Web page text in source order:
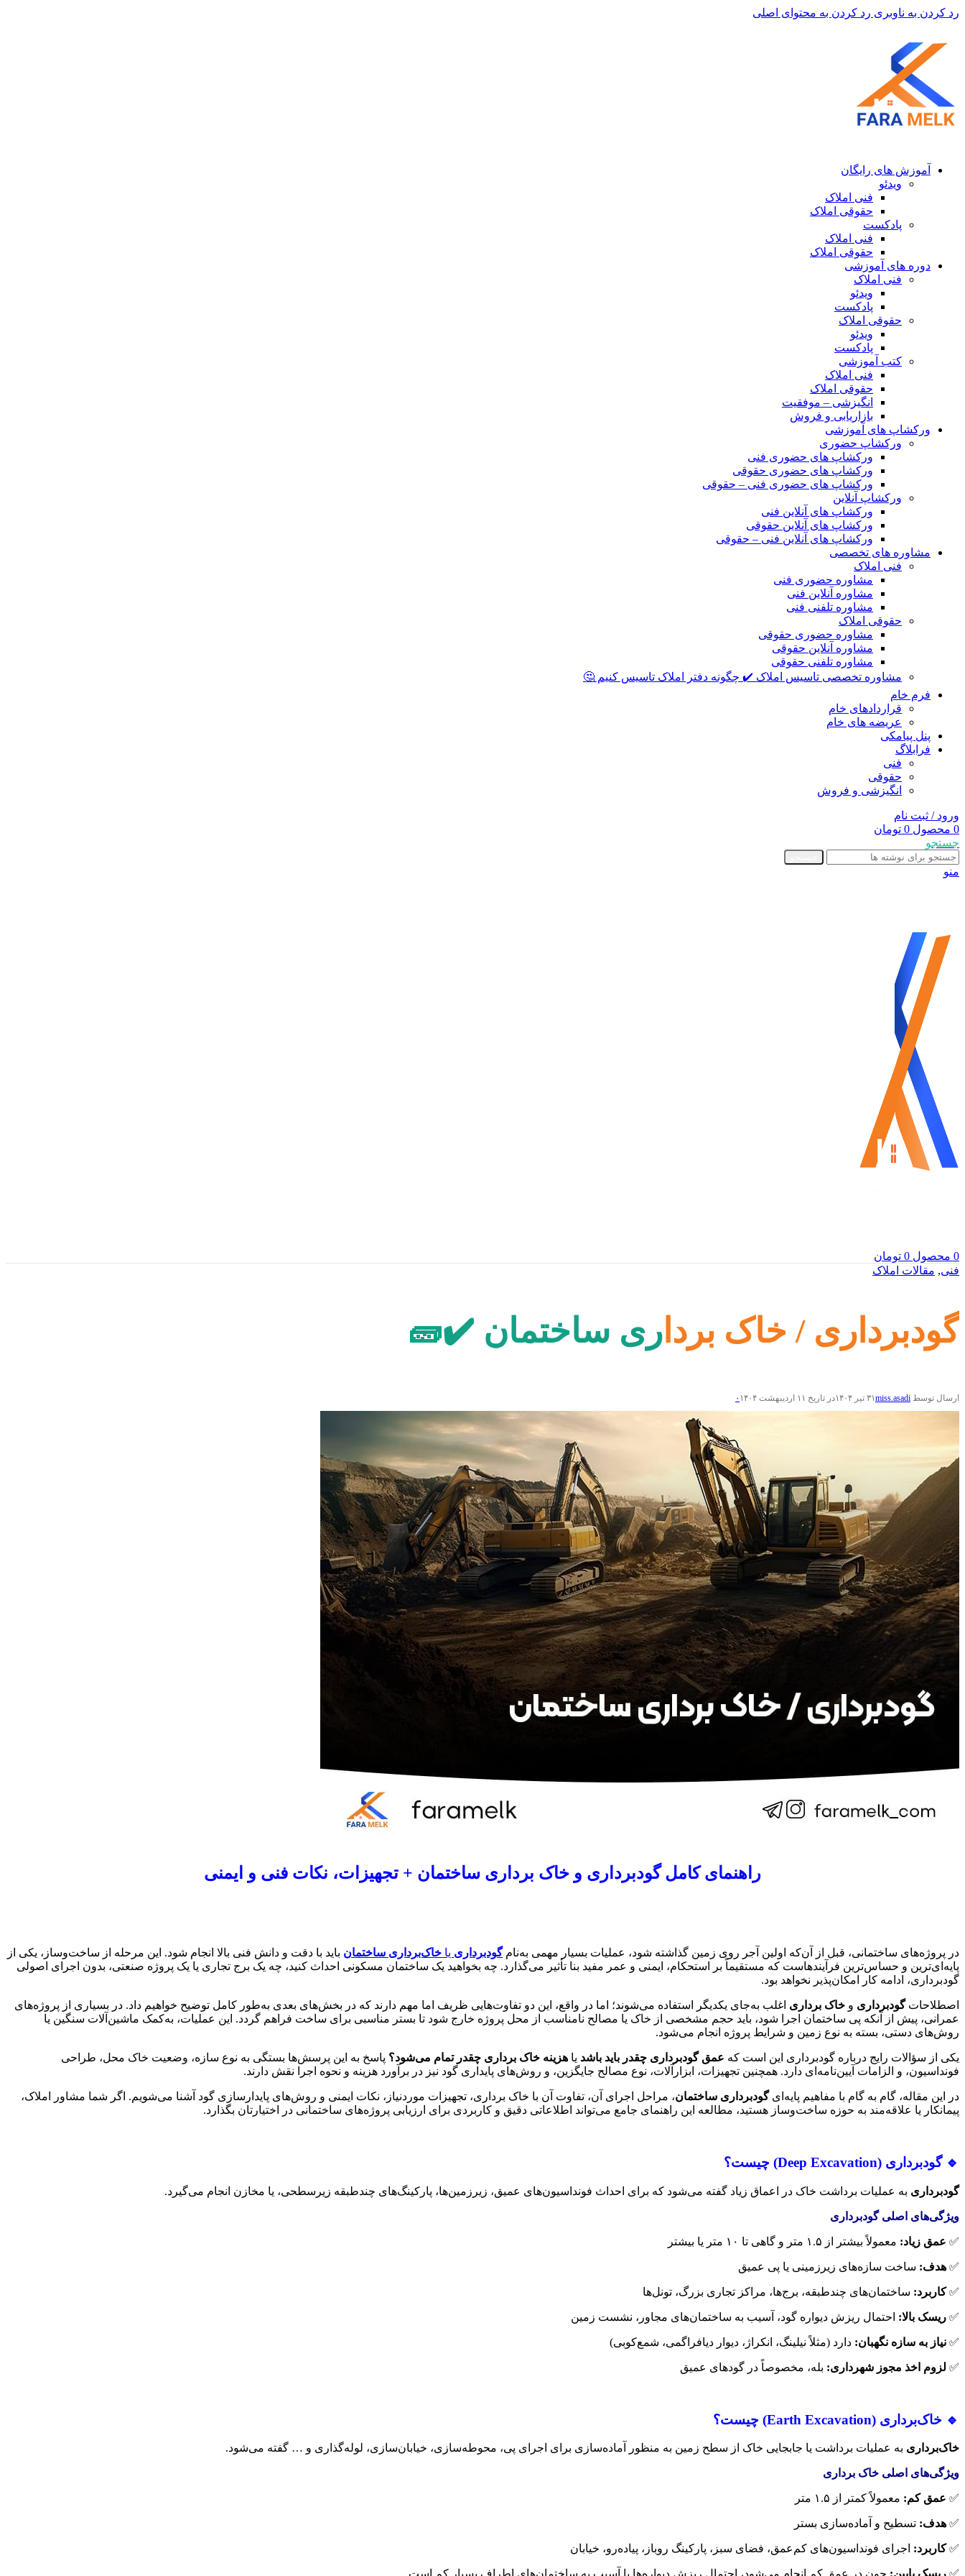
رد کردن به ناوبری رد کردن به محتوای اصلی
آموزش های رایگان
ویدئو
فنی املاک
حقوقی املاک
پادکست
فنی املاک
حقوقی املاک
دوره های آموزشی
فنی املاک
ویدئو
پادکست
حقوقی املاک
ویدئو
پادکست
کتب آموزشی
فنی املاک
حقوقی املاک
انگیزشی – موفقیت
بازاریابی و فروش
ورکشاپ های آموزشی
ورکشاپ حضوری
ورکشاپ های حضوری فنی
ورکشاپ های حضوری حقوقی
ورکشاپ های حضوری فنی – حقوقی
ورکشاپ آنلاین
ورکشاپ های آنلاین فنی
ورکشاپ های آنلاین حقوقی
ورکشاپ های آنلاین فنی – حقوقی
مشاوره های تخصصی
فنی املاک
مشاوره حضوری فنی
مشاوره آنلاین فنی
مشاوره تلفنی فنی
حقوقی املاک
مشاوره حضوری حقوقی
مشاوره آنلاین حقوقی
مشاوره تلفنی حقوقی
مشاوره تخصصی تاسیس املاک ✔️ چگونه دفتر املاک تاسیس کنیم 🤔
فرم خام
قراردادهای خام
عریضه های خام
پنل پیامکی
فرابلاگ
فنی
حقوقی
انگیزشی و فروش
ورود / ثبت نام
0 محصول 0 تومان
جستجو
منو
0 محصول 0 تومان
فنی, مقالات املاک
گودبرداری / خاک برداری ساختمان ✔️🧱
ارسال توسط miss.asadi۳۱ تیر ۱۴۰۴ در تاریخ ۱۱ اردیبهشت ۱۴۰۴ ۰
راهنمای کامل گودبرداری و خاک برداری ساختمان + تجهیزات، نکات فنی و ایمنی
در پروژه‌های ساختمانی، قبل از آن‌که اولین آجر روی زمین گذاشته شود، عملیات بسیار مهمی به‌نام گودبرداری یا خاک‌برداری ساختمان باید با دقت و دانش فنی بالا انجام شود. این مرحله از ساخت‌وساز، یکی از
پایه‌ای‌ترین و حساس‌ترین فرآیندهاست که مستقیماً بر استحکام، ایمنی و عمر مفید بنا تأثیر می‌گذارد. چه بخواهید یک ساختمان مسکونی احداث کنید، چه یک برج تجاری یا یک پروژه صنعتی، بدون اجرای اصولی
گودبرداری، ادامه کار امکان‌پذیر نخواهد بود.
اصطلاحات گودبرداری و خاک برداری اغلب به‌جای یکدیگر استفاده می‌شوند؛ اما در واقع، این دو تفاوت‌هایی ظریف اما مهم دارند که در بخش‌های بعدی به‌طور کامل توضیح خواهیم داد. در بسیاری از پروژه‌های
عمرانی، پیش از آنکه پی ساختمان اجرا شود، باید حجم مشخصی از خاک یا مصالح نامناسب از محل پروژه خارج شود تا بستر مناسبی برای ساخت فراهم گردد. این عملیات، به‌کمک ماشین‌آلات سنگین یا
روش‌های دستی، بسته به نوع زمین و شرایط پروژه انجام می‌شود.
یکی از سؤالات رایج درباره گودبرداری این است که عمق گودبرداری چقدر باید باشد یا هزینه خاک برداری چقدر تمام می‌شود؟ پاسخ به این پرسش‌ها بستگی به نوع سازه، وضعیت خاک محل، طراحی
فونداسیون، و الزامات آیین‌نامه‌ای دارد. همچنین تجهیزات، ابزارآلات، نوع مصالح جایگزین، و روش‌های پایداری گود نیز در برآورد هزینه و نحوه اجرا نقش دارند.
در این مقاله، گام به گام با مفاهیم پایه‌ای گودبرداری ساختمان، مراحل اجرای آن، تفاوت آن با خاک برداری، تجهیزات موردنیاز، نکات ایمنی و روش‌های پایدارسازی گود آشنا می‌شویم. اگر شما مشاور املاک،
پیمانکار یا علاقه‌مند به حوزه ساخت‌وساز هستید، مطالعه این راهنمای جامع می‌تواند اطلاعاتی دقیق و کاربردی برای ارزیابی پروژه‌های ساختمانی در اختیارتان بگذارد.
🔹 گودبرداری (Deep Excavation) چیست؟
گودبرداری به عملیات برداشت خاک در اعماق زیاد گفته می‌شود که برای احداث فونداسیون‌های عمیق، زیرزمین‌ها، پارکینگ‌های چندطبقه زیرسطحی، یا مخازن انجام می‌گیرد.
ویژگی‌های اصلی گودبرداری
✅ عمق زیاد: معمولاً بیشتر از ۱.۵ متر و گاهی تا ۱۰ متر یا بیشتر
✅ هدف: ساخت سازه‌های زیرزمینی یا پی عمیق
✅کاربرد: ساختمان‌های چندطبقه، برج‌ها، مراکز تجاری بزرگ، تونل‌ها
✅ ریسک بالا: احتمال ریزش دیواره گود، آسیب به ساختمان‌های مجاور، نشست زمین
✅ نیاز به سازه نگهبان: دارد (مثلاً نیلینگ، انکراژ، دیوار دیافراگمی، شمع‌کوبی)
✅ لزوم اخذ مجوز شهرداری: بله، مخصوصاً در گودهای عمیق
🔹 خاک‌برداری (Earth Excavation) چیست؟
خاک‌برداری به عملیات برداشت یا جابجایی خاک از سطح زمین به منظور آماده‌سازی برای اجرای پی، محوطه‌سازی، خیابان‌سازی، لوله‌گذاری و … گفته می‌شود.
ویژگی‌های اصلی خاک برداری
✅ عمق کم: معمولاً کمتر از ۱.۵ متر
✅ هدف: تسطیح و آماده‌سازی بستر
✅کاربرد: اجرای فونداسیون‌های کم‌عمق، فضای سبز، پارکینگ روباز، پیاده‌رو، خیابان